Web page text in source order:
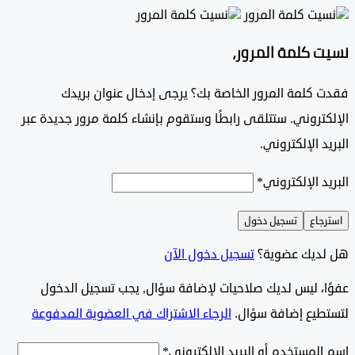
كلمة المرور،
كلمة المرور الخاصة بك؟ يرجى إدخال عنوان بريدك
ستتلقى رابطًا وستقوم بإنشاء كلمة مرور جديدة عبر
الإلكتروني.
الإلكتروني*
تسجيل دخول
عضوية؟تسجيل دخول الآن
ليس لديك صلاحيات لإضافة سؤال, يجب تسجيل الدخول
إضافة سؤال.الرجاء الاشتراك في العضوية المدفوعة